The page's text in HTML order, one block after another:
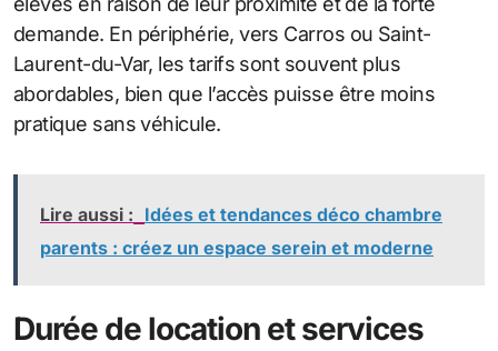
demande. En périphérie, vers Carros ou Saint-
Laurent-du-Var, les tarifs sont souvent plus
abordables, bien que l’accès puisse être moins
pratique sans véhicule.
Lire aussi : Idées et tendances déco chambre
parents : créez un espace serein et moderne
Durée de location et services